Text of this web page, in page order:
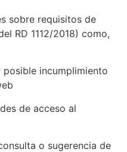
sobre requisitos de
RD 1112/2018) como,
incumplimiento
de acceso al
o sugerencia de